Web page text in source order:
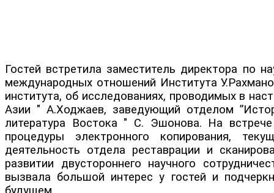
Гостей встретила заместитель директора
международных отношений Института
института, об исследованиях, проводимых в
Азии " А.Ходжаев, заведующий отделом
литература Востока " С. Эшонова. На
процедуры электронного копирования,
деятельность отдела реставрации и
развитии двустороннего научного
вызвала большой интерес у гостей и